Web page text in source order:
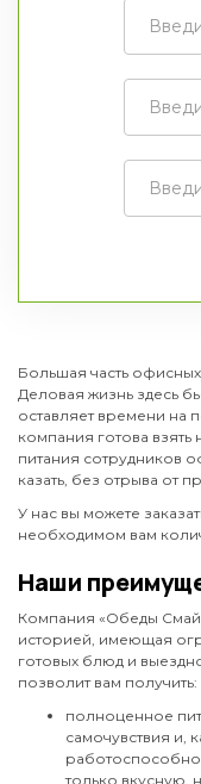
Большая часть
Деловая жизнь здесь
оставляет времени
компания готова
питания сотрудников
казать, без отрыва от
У нас вы можете
необходимом вам
Наши
Компания «Обеды
историей, имеющая
готовых блюд и
позволит вам получить:
полноценное
самочувствия и,
только